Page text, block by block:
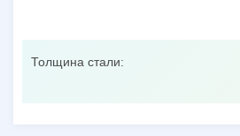
Толщина стали: